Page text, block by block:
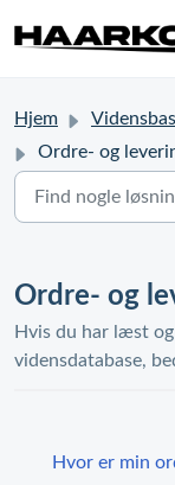
Hjem
Ordre- og
Ordre- og
Hvis du har læst
vidensdatabase,
Hvor er min